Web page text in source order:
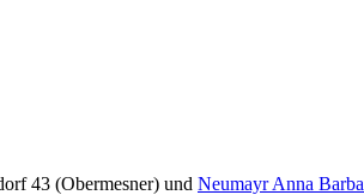
43 (Obermesner) und Neumayr Anna